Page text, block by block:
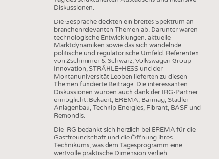
Diskussionen.
Die Gespräche deckten ein breites Spektrum an
branchenrelevanten Themen ab. Darunter waren
technologische Entwicklungen, aktuelle
Marktdynamiken sowie das sich wandelnde
politische und regulatorische Umfeld. Referenten
von Zschimmer & Schwarz, Volkswagen Group
Innovation, STRÄHLE+HESS und der
Montanuniversität Leoben lieferten zu diesen
Themen fundierte Beiträge. Die interessanten
Diskussionen wurden auch dank der IRG-Partner
ermöglicht: Bekaert, EREMA, Barmag, Stadler
Anlagenbau, Technip Energies, Fibrant, BASF und
Remondis.
Die IRG bedankt sich herzlich bei EREMA für die
Gastfreundschaft und die Öffnung ihres
Technikums, was dem Tagesprogramm eine
wertvolle praktische Dimension verlieh.